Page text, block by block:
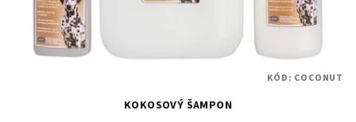
KOKOSOVÝ ŠAMPON
KÓD: COCONUT